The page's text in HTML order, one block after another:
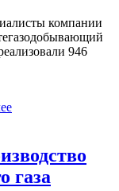
компании
946
газа